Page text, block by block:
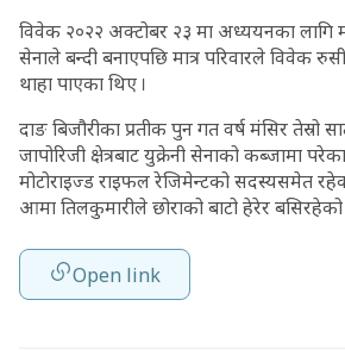
विवेक २०२२ अक्टोबर २३ मा अध्ययनका लागि
सेनाले बन्दी बनाएपछि मात्र परिवारले विवेक
थाहा पाएका थिए ।
दाङ बिजौरीका प्रतीक पुन गत वर्ष मंसिर तेस्रो
जापोरिजी क्षेत्रबाट युक्रेनी सेनाको कब्जामा
मोटोराइज्ड राइफल रेजिमेन्टको सदस्यसमेत
आमा तिलकुमारीले छोराको बाटो हेरेर बसिरहेको
Open link